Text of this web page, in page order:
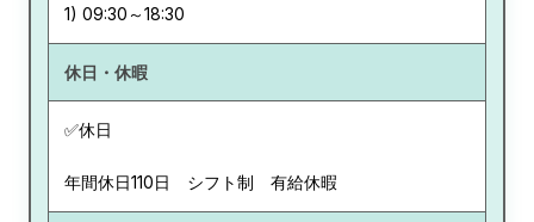
休日・休暇
✅休日
年間休日110日 シフト制 有給休暇